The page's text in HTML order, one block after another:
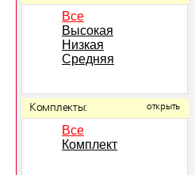
Все
Высокая
Низкая
Средняя
Комплекты: открыть
Все
Комплект